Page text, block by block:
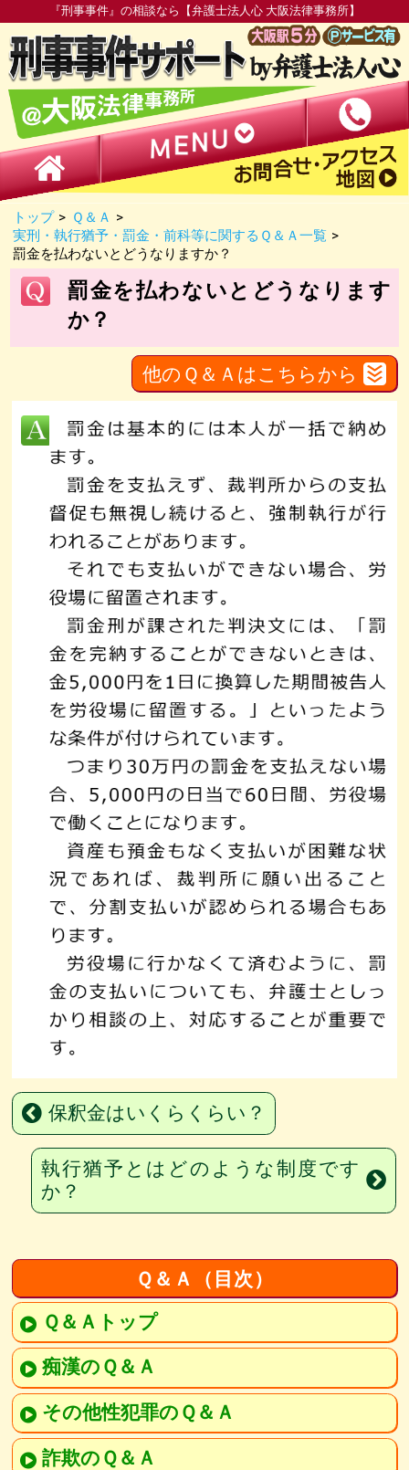
『刑事事件』の相談なら【弁護士法人心 大阪法律事務所】
トップ > Ｑ＆Ａ >
実刑・執行猶予・罰金・前科等に関するＱ＆Ａ一覧 >
罰金を払わないとどうなりますか？
罰金を払わないとどうなります
か？
他のＱ＆Ａはこちらから
保釈金はいくらくらい？
執行猶予とはどのような制度です
か？
Ｑ＆Ａ（目次）
Ｑ＆Ａトップ
痴漢のＱ＆Ａ
その他性犯罪のＱ＆Ａ
詐欺のＱ＆Ａ